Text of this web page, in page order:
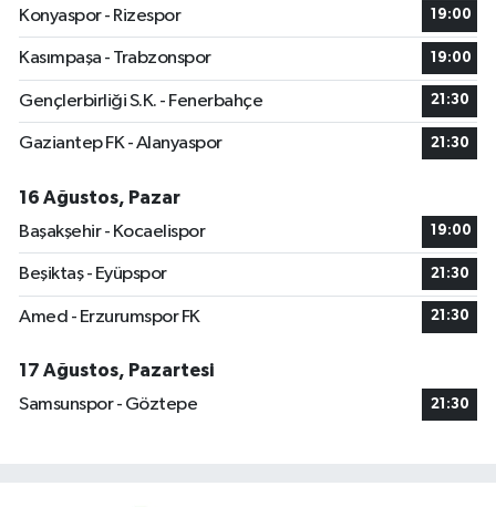
Konyaspor - Rizespor
19:00
Kasımpaşa - Trabzonspor 19:00
Gençlerbirliği S.K. - Fenerbahçe 21:30
Gaziantep FK - Alanyaspor 21:30
16 Ağustos, Pazar
Başakşehir - Kocaelispor
19:00
Beşiktaş - Eyüpspor 21:30
Amed - Erzurumspor FK 21:30
17 Ağustos, Pazartesi
Samsunspor - Göztepe
21:30